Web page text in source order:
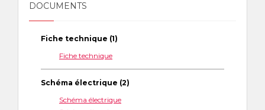
DOCUMENTS
Fiche technique (1)
Fiche technique
Schéma électrique (2)
Schéma électrique